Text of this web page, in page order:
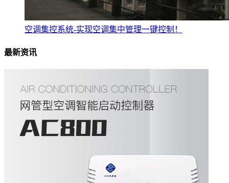
空调集控系统-实现空调集中管理一键控制！
最新资讯